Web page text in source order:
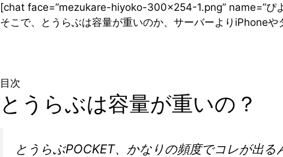
[chat face=”mezukare-hiyoko-300×254-1.png” name=”ぴ
そこで、とうらぶは容量が重いのか、サーバーよりiPhoneや
目次
とうらぶは容量が重いの？
とうらぶPOCKET、かなりの頻度でコレが出る